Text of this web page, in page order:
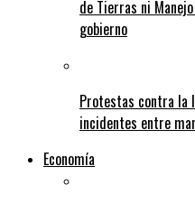
de Tierras ni
gobierno
Protestas contra la
incidentes entre
Economía